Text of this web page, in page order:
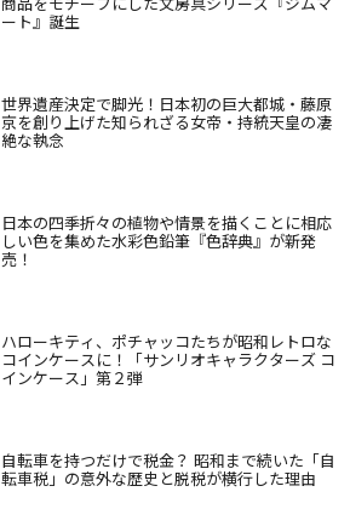
ート』誕生
世界遺産決定で脚光！日本初の巨大都城・藤原
京を創り上げた知られざる女帝・持統天皇の凄
絶な執念
日本の四季折々の植物や情景を描くことに相応
しい色を集めた水彩色鉛筆『色辞典』が新発
売！
ハローキティ、ポチャッコたちが昭和レトロな
コインケースに！「サンリオキャラクターズ コ
インケース」第２弾
自転車を持つだけで税金？ 昭和まで続いた「自
転車税」の意外な歴史と脱税が横行した理由